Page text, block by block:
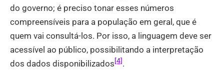
do governo; é preciso tonar esses números
compreensíveis para a população em geral, que é
quem vai consultá-los. Por isso, a linguagem deve ser
acessível ao público, possibilitando a interpretação
dos dados disponibilizados[4].